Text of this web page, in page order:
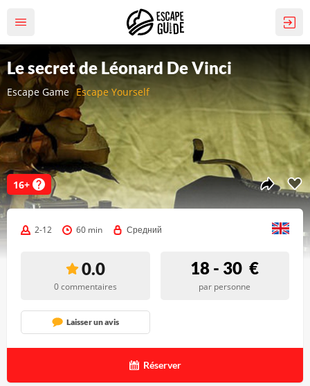
Escape Game Escape Yourself
Le secret de Léonard De Vinci
16+
2-12 60 min Средний
0.0
0 commentaires
18 - 30 €
par personne
Laisser un avis
Réserver